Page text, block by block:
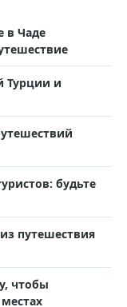
в Чаде
Турции и
будьте
путешествия
чтобы